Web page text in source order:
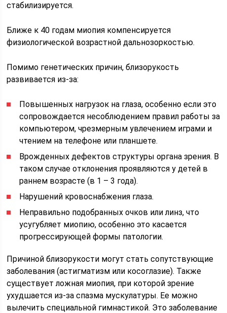
стабилизируется.
Ближе к 40 годам миопия компенсируется
физиологической возрастной дальнозоркостью.
Помимо генетических причин, близорукость
развивается из-за:
Повышенных нагрузок на глаза, особенно если это
сопровождается несоблюдением правил работы за
компьютером, чрезмерным увлечением играми и
чтением на телефоне или планшете.
Врожденных дефектов структуры органа зрения. В
таком случае отклонения проявляются у детей в
раннем возрасте (в 1 – 3 года).
Нарушений кровоснабжения глаза.
Неправильно подобранных очков или линз, что
усугубляет миопию, особенно это касается
прогрессирующей формы патологии.
Причиной близорукости могут стать сопутствующие
заболевания (астигматизм или косоглазие). Также
существует ложная миопия, при которой зрение
ухудшается из-за спазма мускулатуры. Ее можно
вылечить специальной гимнастикой. Это заболевание